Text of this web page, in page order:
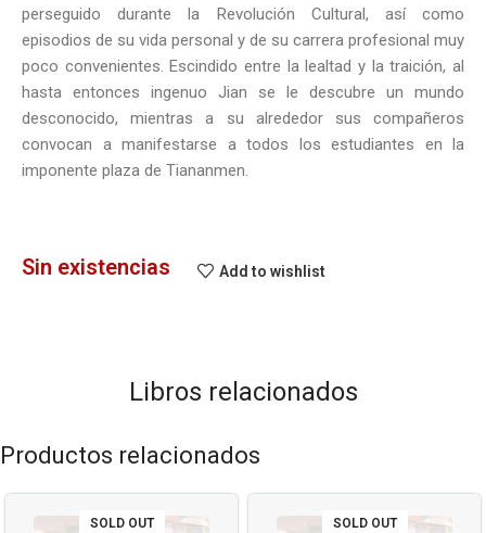
perseguido durante la Revolución Cultural, así como
episodios de su vida personal y de su carrera profesional muy
poco convenientes. Escindido entre la lealtad y la traición, al
hasta entonces ingenuo Jian se le descubre un mundo
desconocido, mientras a su alrededor sus compañeros
convocan a manifestarse a todos los estudiantes en la
imponente plaza de Tiananmen.
Sin existencias Add to wishlist
Libros relacionados
Productos relacionados
SOLD OUT SOLD OUT